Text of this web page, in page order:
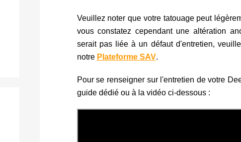
Veuillez noter que votre tatouage peut
vous constatez cependant une altération
serait pas liée à un défaut d'entretien,
notre Plateforme SAV.
Pour se renseigner sur l'entretien de votre
guide dédié ou à la vidéo ci-dessous :